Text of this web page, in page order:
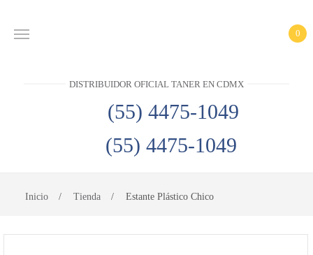
0
DISTRIBUIDOR OFICIAL TANER EN CDMX
(55) 4475-1049
(55) 4475-1049
PRODUCTOS
TANER EN
(55)
Inicio Tienda Estante Plástico Chico